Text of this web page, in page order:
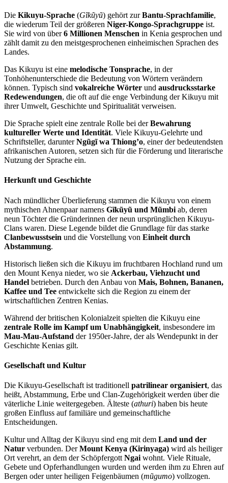
Die Kikuyu-Sprache (Gĩkũyũ) gehört zurBantu-Sprachfamilie,
die wiederum Teil der größeren Niger-Kongo-Sprachgruppe ist.
Sie wird von über6 Millionen Menschen in Kenia gesprochen und
zählt damit zu den meistgesprochenen einheimischen Sprachen des
Landes.
Das Kikuyu ist eine melodische Tonsprache, in der
Tonhöhenunterschiede die Bedeutung von Wörtern verändern
können. Typisch sind vokalreiche Wörter und ausdrucksstarke
Redewendungen, die oft auf die enge Verbindung der Kikuyu mit
ihrer Umwelt, Geschichte und Spiritualität verweisen.
Die Sprache spielt eine zentrale Rolle bei derBewahrung
kultureller Werte und Identität. Viele Kikuyu-Gelehrte und
Schriftsteller, darunterNgũgĩ wa Thiong’o, einer der bedeutendsten
afrikanischen Autoren, setzen sich für die Förderung und literarische
Nutzung der Sprache ein.
Herkunft und Geschichte
Nach mündlicher Überlieferung stammen die Kikuyu von einem
mythischen Ahnenpaar namens Gĩkũyũ und Mũmbi ab, deren
neun Töchter die Gründerinnen der neun ursprünglichen Kikuyu-
Clans waren. Diese Legende bildet die Grundlage für das starke
Clanbewusstsein und die Vorstellung von Einheit durch
Abstammung.
Historisch ließen sich die Kikuyu im fruchtbaren Hochland rund um
den Mount Kenya nieder, wo sie Ackerbau, Viehzucht und
Handel betrieben. Durch den Anbau von Mais, Bohnen, Bananen,
Kaffee und Tee entwickelte sich die Region zu einem der
wirtschaftlichen Zentren Kenias.
Während der britischen Kolonialzeit spielten die Kikuyu eine
zentrale Rolle im Kampf um Unabhängigkeit, insbesondere im
Mau-Mau-Aufstand der 1950er-Jahre, der als Wendepunkt in der
Geschichte Kenias gilt.
Gesellschaft und Kultur
Die Kikuyu-Gesellschaft ist traditionell patrilinear organisiert, das
heißt, Abstammung, Erbe und Clan-Zugehörigkeit werden über die
väterliche Linie weitergegeben. Älteste (athuri) haben bis heute
großen Einfluss auf familiäre und gemeinschaftliche
Entscheidungen.
Kultur und Alltag der Kikuyu sind eng mit dem Land und der
Natur verbunden. DerMount Kenya (Kirinyaga) wird als heiliger
Ort verehrt, an dem der Schöpfergott Ngai wohnt. Viele Rituale,
Gebete und Opferhandlungen wurden und werden ihm zu Ehren auf
Bergen oder unter heiligen Feigenbäumen (mũgumo) vollzogen.